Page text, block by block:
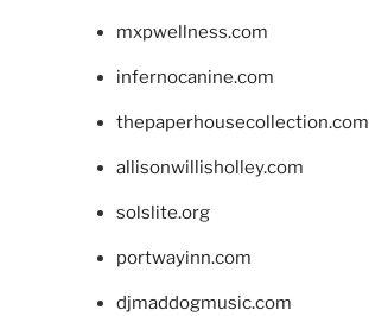
mxpwellness.com
infernocanine.com
thepaperhousecollection.com
allisonwillisholley.com
solslite.org
portwayinn.com
djmaddogmusic.com